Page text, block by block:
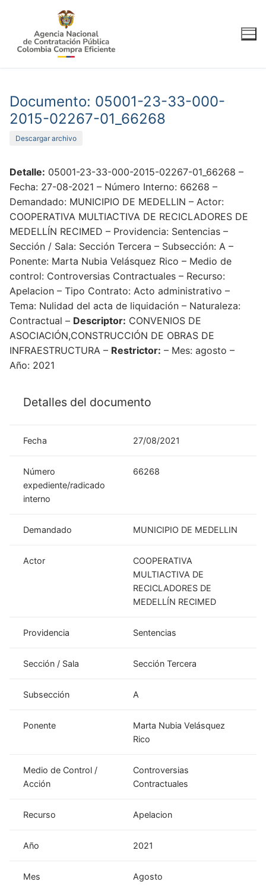
contenido
Documento: 05001-23-33-000-
2015-02267-01_66268
Descargar archivo
Detalle: 05001-23-33-000-2015-02267-01_66268 –
Fecha: 27-08-2021 – Número Interno: 66268 –
Demandado: MUNICIPIO DE MEDELLIN – Actor:
COOPERATIVA MULTIACTIVA DE RECICLADORES DE
MEDELLÍN RECIMED – Providencia: Sentencias –
Sección / Sala: Sección Tercera – Subsección: A –
Ponente: Marta Nubia Velásquez Rico – Medio de
control: Controversias Contractuales – Recurso:
Apelacion – Tipo Contrato: Acto administrativo –
Tema: Nulidad del acta de liquidación – Naturaleza:
Contractual – Descriptor: CONVENIOS DE
ASOCIACIÓN,CONSTRUCCIÓN DE OBRAS DE
INFRAESTRUCTURA – Restrictor: – Mes: agosto –
Año: 2021
Detalles del documento
Fecha 27/08/2021
Número
expediente/radicado
interno
66268
Demandado MUNICIPIO DE MEDELLIN
Actor
COOPERATIVA
MULTIACTIVA DE
RECICLADORES DE
MEDELLÍN RECIMED
Providencia Sentencias
Sección / Sala Sección Tercera
Subsección A
Ponente
Marta Nubia Velásquez
Rico
Medio de Control /
Acción
Controversias
Contractuales
Recurso Apelacion
Año 2021
Mes Agosto